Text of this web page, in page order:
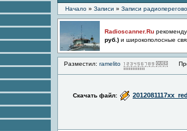
Начало » Записи » Записи
Radioscanner.Ru
руб.) и широкополосные
Разместил: ramelito
Скачать файл: